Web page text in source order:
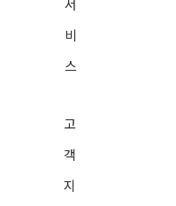
서
비
스
고
객
지
통일부
서울특별시